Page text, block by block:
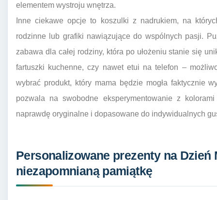
elementem wystroju wnętrza.
Inne ciekawe opcje to koszulki z nadrukiem, na
rodzinne lub grafiki nawiązujące do wspólnych pasji.
zabawa dla całej rodziny, która po ułożeniu stanie się
fartuszki kuchenne, czy nawet etui na telefon –
wybrać produkt, który mama będzie mogła faktycznie
pozwala na swobodne eksperymentowanie z
naprawdę oryginalne i dopasowane do indywidualnych
Personalizowane prezenty na
niezapomnianą pamiątkę